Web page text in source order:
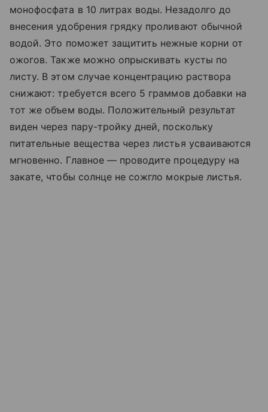
монофосфата в 10 литрах воды. Незадолго до
внесения удобрения грядку проливают обычной
водой. Это поможет защитить нежные корни от
ожогов. Также можно опрыскивать кусты по
листу. В этом случае концентрацию раствора
снижают: требуется всего 5 граммов добавки на
тот же объем воды. Положительный результат
виден через пару-тройку дней, поскольку
питательные вещества через листья усваиваются
мгновенно. Главное — проводите процедуру на
закате, чтобы солнце не сожгло мокрые листья.